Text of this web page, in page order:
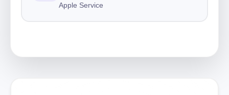
Apple Service